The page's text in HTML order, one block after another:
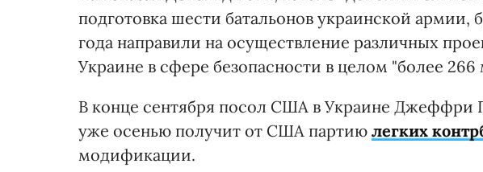
подготовка шести батальонов украинской армии,
года направили на осуществление различных
Украине в сфере безопасности в целом "более 266
В конце сентября посол США в Украине Джеффри
уже осенью получит от США партию легких
модификации.